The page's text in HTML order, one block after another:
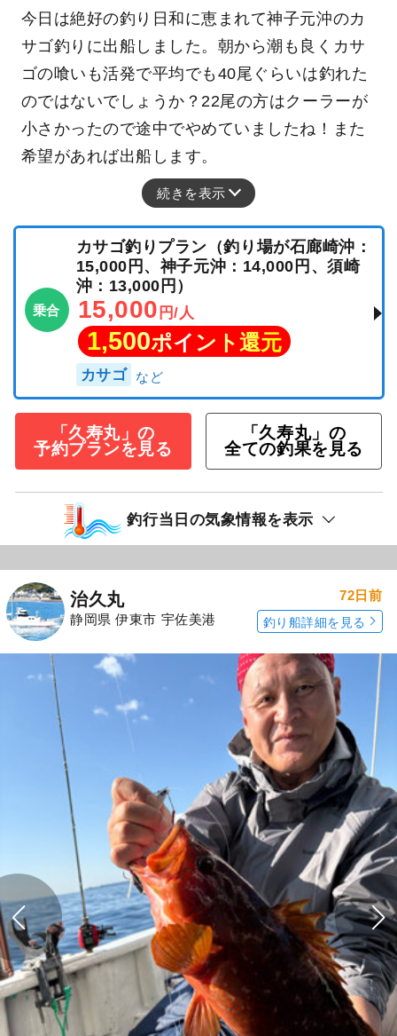
今日は絶好の釣り日和に恵まれて神子元沖のカ
サゴ釣りに出船しました。朝から潮も良くカサ
ゴの喰いも活発で平均でも40尾ぐらいは釣れた
のではないでしょうか？22尾の方はクーラーが
小さかったので途中でやめていましたね！また
希望があれば出船します。
続きを表示
乗合
カサゴ釣りプラン（釣り場が石廊崎沖：
15,000円、神子元沖：14,000円、須崎
沖：13,000円）
15,000 円/人
1,500ポイント還元
カサゴ
「久寿丸」の
予約プランを見る
「久寿丸」の
全ての釣果を見る
釣行当日の気象情報を表示
治久丸
静岡県 伊東市 宇佐美港
72日前
釣り船詳細を見る